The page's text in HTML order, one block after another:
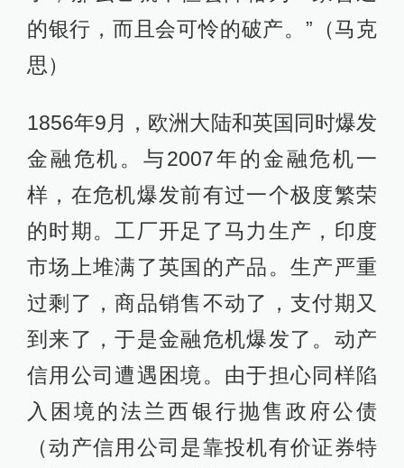
的银行，而且会可怜的破产。”（马克
思）
1856年9月，欧洲大陆和英国同时爆发
金融危机。与2007年的金融危机一
样，在危机爆发前有过一个极度繁荣
的时期。工厂开足了马力生产，印度
市场上堆满了英国的产品。生产严重
过剩了，商品销售不动了，支付期又
到来了，于是金融危机爆发了。动产
信用公司遭遇困境。由于担心同样陷
入困境的法兰西银行抛售政府公债
（动产信用公司是靠投机有价证券特